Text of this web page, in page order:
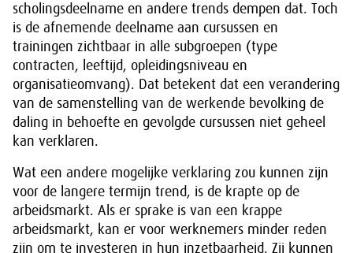
scholingsdeelname en andere trends dempen dat. Toch
is de afnemende deelname aan cursussen en
trainingen zichtbaar in alle subgroepen (type
contracten, leeftijd, opleidingsniveau en
organisatieomvang). Dat betekent dat een verandering
van de samenstelling van de werkende bevolking de
daling in behoefte en gevolgde cursussen niet geheel
kan verklaren.
Wat een andere mogelijke verklaring zou kunnen zijn
voor de langere termijn trend, is de krapte op de
arbeidsmarkt. Als er sprake is van een krappe
arbeidsmarkt, kan er voor werknemers minder reden
zijn om te investeren in hun inzetbaarheid. Zij kunnen